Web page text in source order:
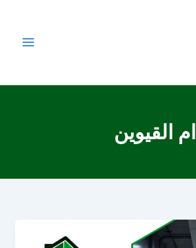
ام القيوين